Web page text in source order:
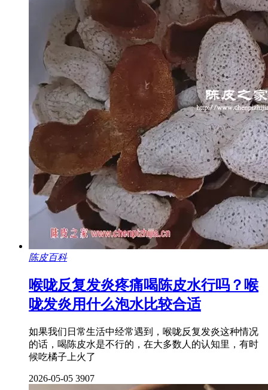
陈皮百科
喉咙反复发炎疼痛喝陈皮水行吗？喉
咙发炎用什么泡水比较合适
如果我们日常生活中经常遇到，喉咙反复发炎这种情况
的话，喝陈皮水是不行的，在大多数人的认知里，有时
候吃橘子上火了
2026-05-05 3907